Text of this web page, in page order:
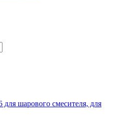
шарового смесителя, для